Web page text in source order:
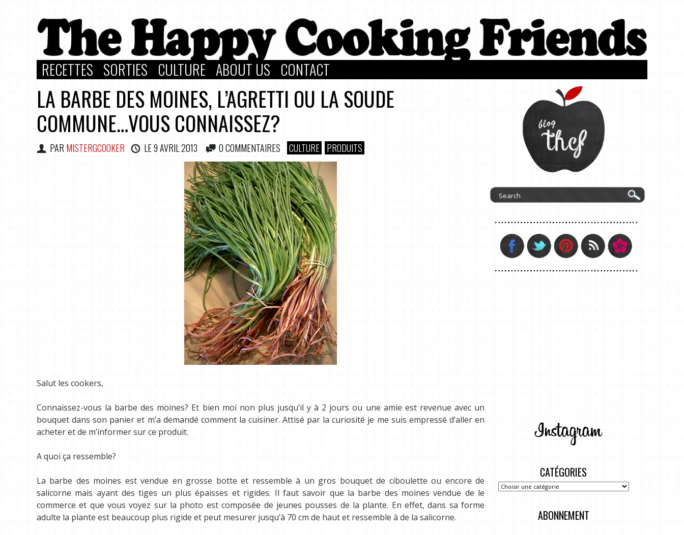
RECETTES SORTIES CULTURE ABOUT US CONTACT
LA BARBE DES MOINES, L’AGRETTI OU LA SOUDE
COMMUNE…VOUS CONNAISSEZ?
PAR MISTERGCOOKER LE9 AVRIL 2013 0 COMMENTAIRES CULTURE PRODUITS
Salut les cookers,
Connaissez-vous la barbe des moines? Et bien moi non plus jusqu’il y à 2 jours ou une amie est revenue avec un
bouquet dans son panier et m’a demandé comment la cuisiner. Attisé par la curiosité je me suis empressé d’aller en
acheter et de m’informer sur ce produit.
A quoi ça ressemble?
La barbe des moines est vendue en grosse botte et ressemble à un gros bouquet de ciboulette ou encore de
salicorne mais ayant des tiges un plus épaisses et rigides. Il faut savoir que la barbe des moines vendue de le
commerce et que vous voyez sur la photo est composée de jeunes pousses de la plante. En effet, dans sa forme
adulte la plante est beaucoup plus rigide et peut mesurer jusqu’à 70 cm de haut et ressemble à de la salicorne.
CATÉGORIES
ABONNEMENT